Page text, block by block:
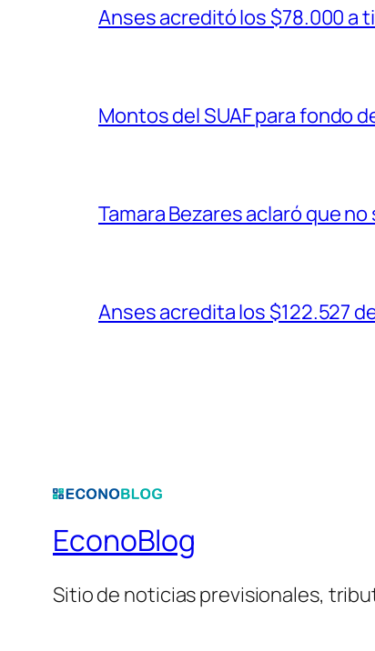
Anses acreditó los $78.000 a
Montos del SUAF para fondo
Tamara Bezares aclaró que
Anses acredita los $122.527
EconoBlog
Sitio de noticias previsionales,